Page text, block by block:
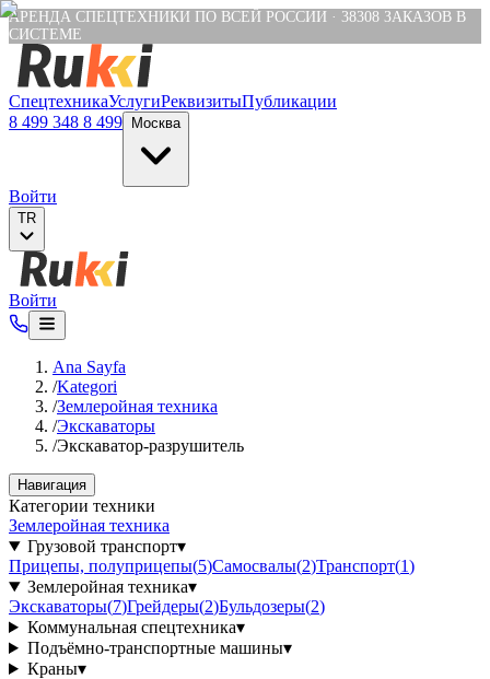
Verification: e6a4652c04df1fb8
АРЕНДА СПЕЦТЕХНИКИ ПО ВСЕЙ РОССИИ · 38308 ЗАКАЗОВ В
СИСТЕМЕ
СпецтехникаУслугиРеквизитыПубликации
8 499 348 8 499
Москва
Войти
TR
Войти
Ana Sayfa
/Kategori
/Землеройная техника
/Экскаваторы
/Экскаватор-разрушитель
Навигация
Категории техники
Землеройная техника
Грузовой транспорт▾
Прицепы, полуприцепы(5)Самосвалы(2)Транспорт(1)
Землеройная техника▾
Экскаваторы(7)Грейдеры(2)Бульдозеры(2)
Коммунальная спецтехника▾
Подъёмно-транспортные машины▾
Краны▾